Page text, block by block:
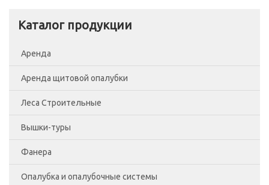
Каталог продукции
Аренда
Аренда щитовой опалубки
Леса Строительные
Леса рамные
Помосты
Сетка фасадная
Вышки-туры
Вышка-тура ВСП-250/0.7
Вышка-тура ВСП-250/1.2
Фанера
Фанера Россия
Опалубка и опалубочные системы